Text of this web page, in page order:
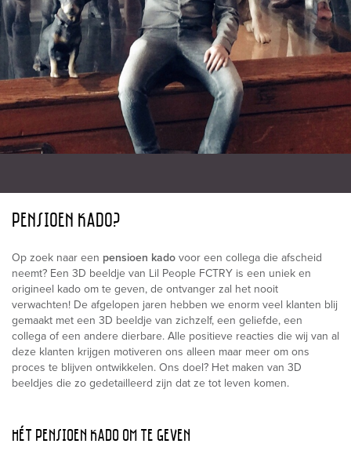
PENSIOEN KADO?
Op zoek naar een pensioen kado voor een collega die afscheid
neemt? Een 3D beeldje van Lil People FCTRY is een uniek en
origineel kado om te geven, de ontvanger zal het nooit
verwachten! De afgelopen jaren hebben we enorm veel klanten blij
gemaakt met een 3D beeldje van zichzelf, een geliefde, een
collega of een andere dierbare. Alle positieve reacties die wij van al
deze klanten krijgen motiveren ons alleen maar meer om ons
proces te blijven ontwikkelen. Ons doel? Het maken van 3D
beeldjes die zo gedetailleerd zijn dat ze tot leven komen.
HÉT PENSIOEN KADO OM TE GEVEN